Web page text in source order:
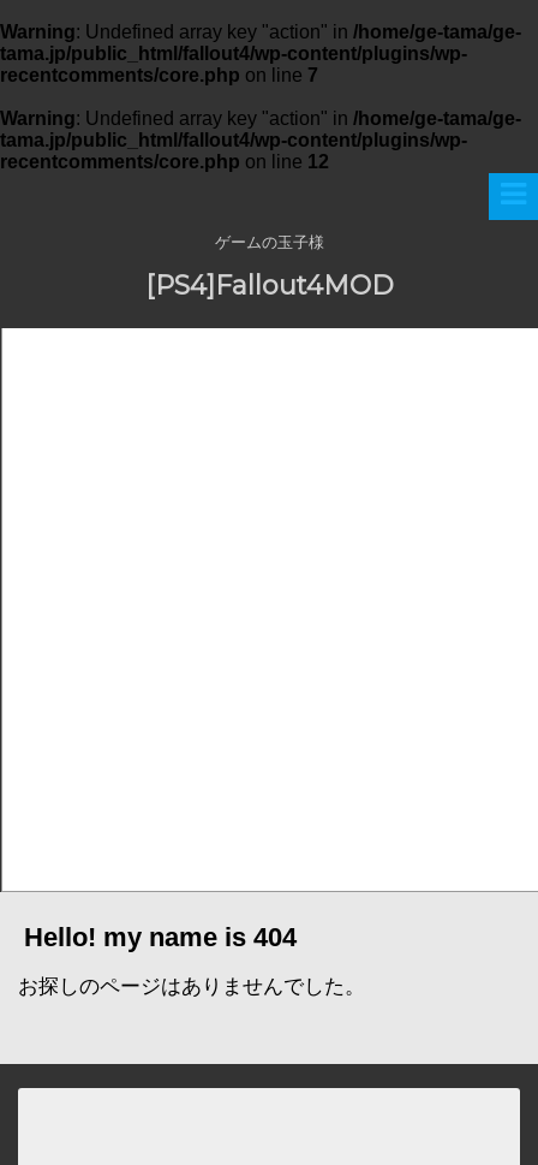
Warning: Undefined array key "action" in /home/ge-tama/ge-
tama.jp/public_html/fallout4/wp-content/plugins/wp-
recentcomments/core.php on line 7
Warning: Undefined array key "action" in /home/ge-tama/ge-
tama.jp/public_html/fallout4/wp-content/plugins/wp-
recentcomments/core.php on line 12
ゲームの玉子様
[PS4]Fallout4MOD
Hello! my name is 404
お探しのページはありませんでした。